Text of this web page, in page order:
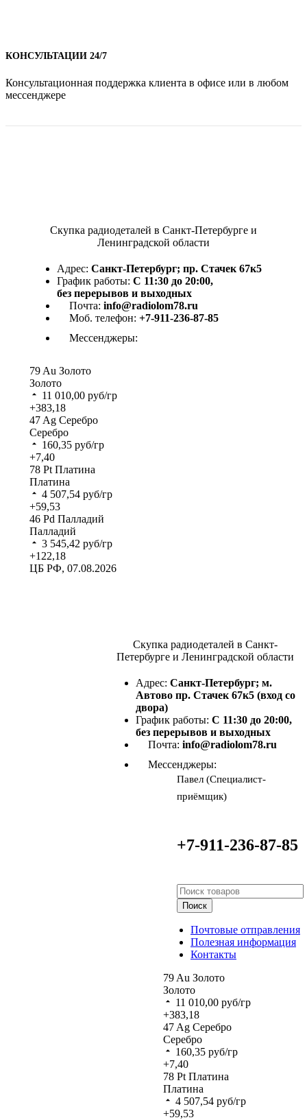
КОНСУЛЬТАЦИИ 24/7
Консультационная поддержка клиента в офисе или в любом
мессенджере
Скупка радиодеталей в Санкт-Петербурге и
Ленинградской области
Адрес: Санкт-Петербург; пр. Стачек 67к5
График работы: С 11:30 до 20:00,
без перерывов и выходных
Почта: info@radiolom78.ru
Моб. телефон: +7-911-236-87-85
Мессенджеры:
79Au Золото
Золото
11 010,00 руб/гр
+383,18
47Ag Серебро
Серебро
160,35 руб/гр
+7,40
78 Pt Платина
Платина
4 507,54 руб/гр
+59,53
46 Pd Палладий
Палладий
3 545,42 руб/гр
+122,18
ЦБ РФ, 07.08.2026
Скупка радиодеталей в Санкт-
Петербурге и Ленинградской области
Адрес: Санкт-Петербург; м.
Автово пр. Стачек 67к5 (вход со
двора)
График работы: С 11:30 до 20:00,
без перерывов и выходных
Почта: info@radiolom78.ru
Мессенджеры:
Павел (Специалист-
приёмщик)
+7-911-236-87-85
Поиск
Почтовые отправления
Полезная информация
Контакты
79 Au Золото
Золото
11 010,00 руб/гр
+383,18
47 Ag Серебро
Серебро
160,35 руб/гр
+7,40
78 Pt Платина
Платина
4 507,54 руб/гр
+59,53